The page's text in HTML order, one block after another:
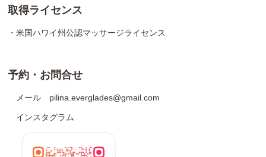
取得ライセンス
・米国ハワイ州公認マッサージライセンス
予約・お問合せ
メール pilina.everglades@gmail.com
インスタグラム